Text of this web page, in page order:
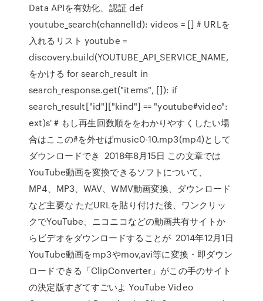
Data APIを有効化、認証 def
youtube_search(channelId): videos = [] # URLを
入れるリスト youtube =
discovery.build(YOUTUBE_API_SERVICE_NAME,
をかける for search_result in
search_response.get("items", []): if
search_result["id"]["kind"] == "youtube#video":
ext)s' # もし再生回数順ををわかりやすくしたい場
合はここの#を外せばmusic0-10.mp3(mp4)として
ダウンロードでき 2018年8月15日 この文章では
YouTube動画を変換できるソフトについて、
MP4、MP3、WAV、WMV動画変換、ダウンロード
など主要な ただURLを貼り付けた後、ワンクリッ
クでYouTube、ニコニコなどの動画共有サイトか
らビデオをダウンロードすることが 2014年12月1日
YouTube動画をmp3やmov,avi等に変換・即ダウン
ロードできる「ClipConverter」がこの手のサイト
の決定版すぎてすごいよ YouTube Video